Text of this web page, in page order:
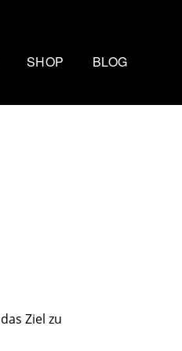
–
–
–
SHOP BLOG
du sicher
Ziel zu